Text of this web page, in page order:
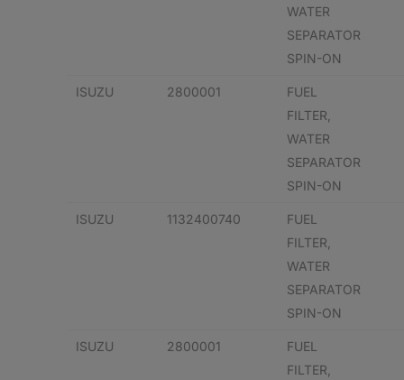
WATER
SEPARATOR
SPIN-ON
ISUZU 2800001
FUEL
FILTER,
WATER
SEPARATOR
SPIN-ON
ISUZU 1132400740
FUEL
FILTER,
WATER
SEPARATOR
SPIN-ON
ISUZU 2800001
FUEL
FILTER,